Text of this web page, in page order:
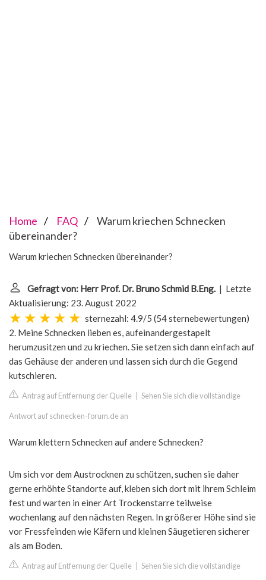
Home FAQ
Warum kriechen Schnecken
übereinander?
Warum kriechen Schnecken übereinander?
Gefragt von: Herr Prof. Dr. Bruno Schmid B.Eng. | Letzte
Aktualisierung: 23. August 2022
sternezahl: 4.9/5 (54 sternebewertungen)
2. Meine Schnecken lieben es, aufeinandergestapelt
herumzusitzen und zu kriechen. Sie setzen sich dann einfach auf
das Gehäuse der anderen und lassen sich durch die Gegend
kutschieren.
Antrag auf Entfernung der Quelle Sehen Sie sich die vollständige
Antwort auf schnecken-forum.de an
Warum klettern Schnecken auf andere Schnecken?
Um sich vor dem Austrocknen zu schützen, suchen sie daher
gerne erhöhte Standorte auf, kleben sich dort mit ihrem Schleim
fest und warten in einer Art Trockenstarre teilweise
wochenlang auf den nächsten Regen. In größerer Höhe sind sie
vor Fressfeinden wie Käfern und kleinen Säugetieren sicherer
als am Boden.
Antrag auf Entfernung der Quelle Sehen Sie sich die vollständige